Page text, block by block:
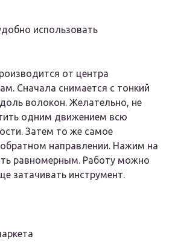
использовать
от центра
Сначала снимается с тонкий
волокон. Желательно, не
одним движением всю
Затем то же самое
направлении. Нажим на
равномерным. Работу можно
затачивать инструмент.